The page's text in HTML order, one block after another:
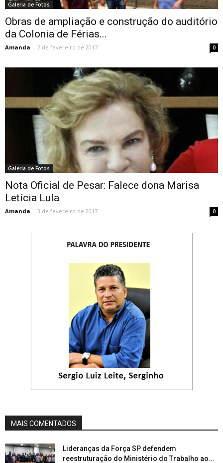
Galeria de Fotos
Obras de ampliação e construção do auditório
da Colonia de Férias...
Amanda - 7 de fevereiro de 2017 0
Galeria de Fotos
Nota Oficial de Pesar: Falece dona Marisa
Letícia Lula
Amanda - 3 de fevereiro de 2017 0
MAIS COMENTADOS
Lideranças da Força SP defendem
reestruturação do Ministério do Trabalho ao...